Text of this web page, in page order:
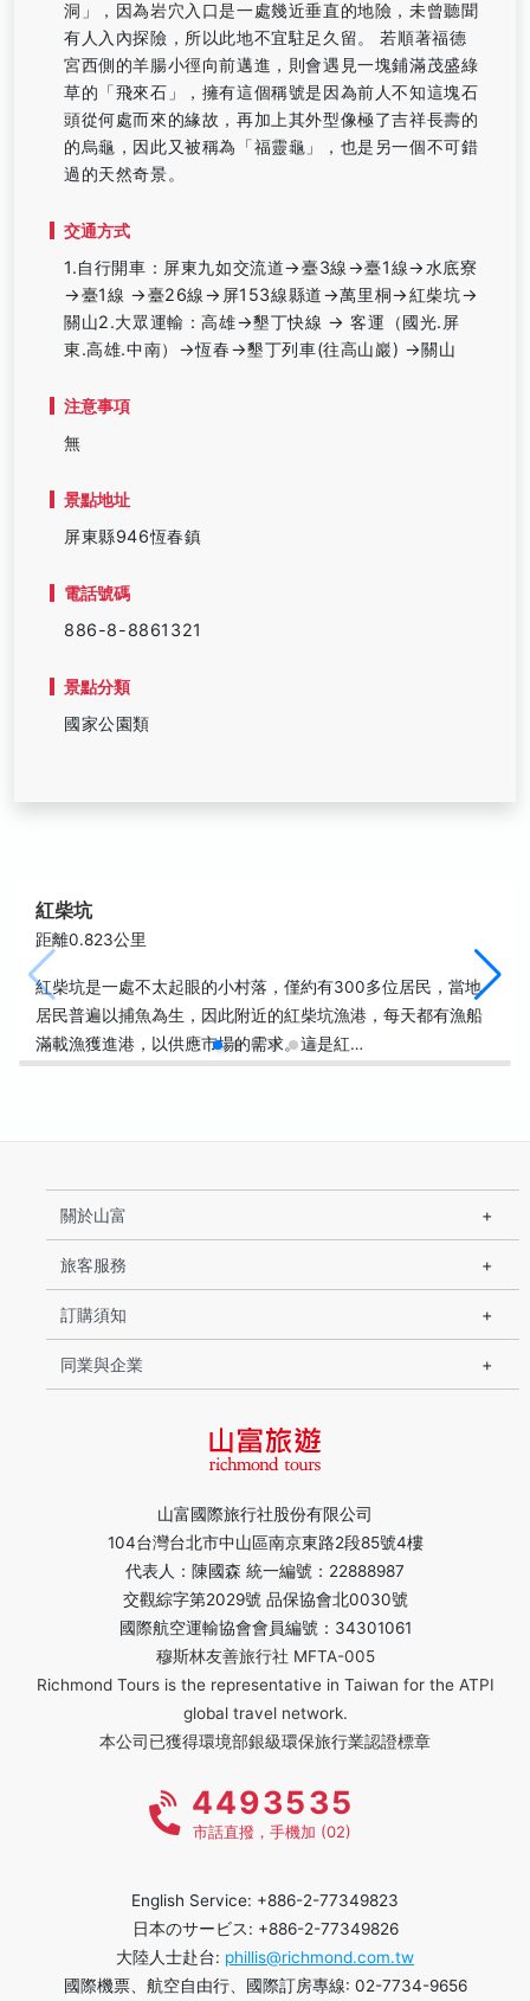
洞」，因為岩穴入口是一處幾近垂直的地險，未曾聽聞
有人入內探險，所以此地不宜駐足久留。 若順著福德
宮西側的羊腸小徑向前邁進，則會遇見一塊鋪滿茂盛綠
草的「飛來石」，擁有這個稱號是因為前人不知這塊石
頭從何處而來的緣故，再加上其外型像極了吉祥長壽的
的烏龜，因此又被稱為「福靈龜」，也是另一個不可錯
過的天然奇景。
交通方式
1.自行開車：屏東九如交流道→臺3線→臺1線→水底寮
→臺1線 →臺26線→屏153線縣道→萬里桐→紅柴坑→
關山2.大眾運輸：高雄→墾丁快線 → 客運（國光.屏
東.高雄.中南）→恆春→墾丁列車(往高山巖) →關山
注意事項
無
景點地址
屏東縣946恆春鎮
電話號碼
886-8-8861321
景點分類
國家公園類
紅柴坑
距離0.823公里
紅柴坑是一處不太起眼的小村落，僅約有300多位居民，當地
居民普遍以捕魚為生，因此附近的紅柴坑漁港，每天都有漁船
滿載漁獲進港，以供應市場的需求。這是紅…
山富國際旅行社股份有限公司
104台灣台北市中山區南京東路2段85號4樓
代表人：陳國森 統一編號：22888987
交觀綜字第2029號 品保協會北0030號
國際航空運輸協會會員編號：34301061
穆斯林友善旅行社 MFTA-005
Richmond Tours is the representative in Taiwan for the ATPI
global travel network.
本公司已獲得環境部銀級環保旅行業認證標章
關於山富
旅客服務
訂購須知
同業與企業
4493535
市話直撥，手機加 (02)
English Service: +886-2-77349823
日本のサービス: +886-2-77349826
大陸人士赴台: phillis@richmond.com.tw
國際機票、航空自由行、國際訂房專線: 02-7734-9656